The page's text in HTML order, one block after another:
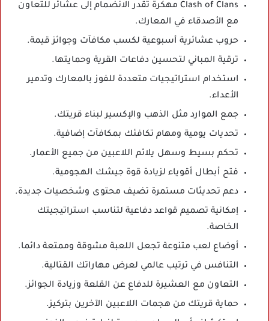
Clash of Clans مهكرة تقدر الانضمام إلى عشائر للتعاون
مع الأصدقاء في المعارك.
حروب عشائرية أسبوعية لكسب مكافآت وجوائز قيمة.
ترقية المباني لتحسين دفاعات القرية وحمايتها.
استخدام استراتيجيات متعددة للفوز بالمعارك وتدمير
الأعداء.
جمع الموارد مثل الذهب والإكسير لبناء قريتك.
تحديات يومية ومهام تكافئك بمكافآت إضافية.
تحكم بسيط وسهل يلائم اللاعبين من جميع الأعمار.
فتح أبطال أقوياء لزيادة قوة جيشك الهجومية.
دعم تحديثات مستمرة تضيف محتوى وشخصيات جديدة.
إمكانية تصميم قواعد دفاعية لتناسب استراتيجيتك
الخاصة.
أوضاع لعب متنوعة تجعل اللعبة مشوقة وممتعة دائما.
التنافس في ترتيب عالمي لعرض مهاراتك القتالية.
التعاون مع العشيرة للدفاع عن القلعة وزيادة الجوائز.
حماية قريتك من هجمات اللاعبين الآخرين بتركيز.